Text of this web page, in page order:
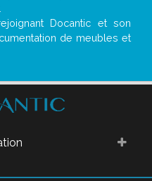
Docantic et son
de meubles et